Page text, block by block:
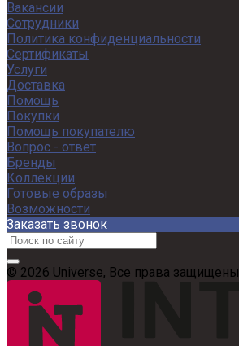
Вакансии
Сотрудники
Политика конфиденциальности
Сертификаты
Услуги
Доставка
Помощь
Покупки
Помощь покупателю
Вопрос - ответ
Бренды
Коллекции
Готовые образы
Возможности
Заказать звонок
© 2026 Universe, Все права защищены